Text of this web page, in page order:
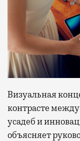
Визуальная
контрасте между
усадеб и
объясняет